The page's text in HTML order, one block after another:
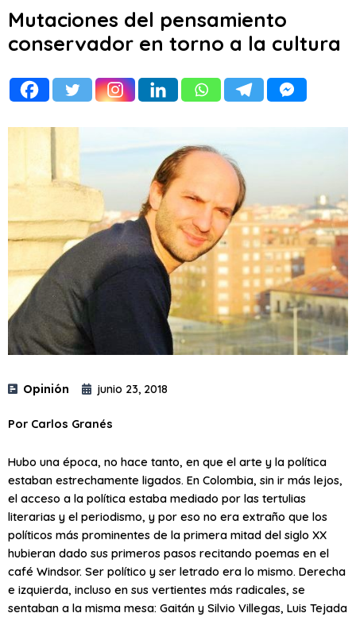
Mutaciones del pensamiento
conservador en torno a la cultura
Opinión junio 23, 2018
Por Carlos Granés
Hubo una época, no hace tanto, en que el arte y la política
estaban estrechamente ligados. En Colombia, sin ir más lejos,
el acceso a la política estaba mediado por las tertulias
literarias y el periodismo, y por eso no era extraño que los
políticos más prominentes de la primera mitad del siglo XX
hubieran dado sus primeros pasos recitando poemas en el
café Windsor. Ser político y ser letrado era lo mismo. Derecha
e izquierda, incluso en sus vertientes más radicales, se
sentaban a la misma mesa: Gaitán y Silvio Villegas, Luis Tejada